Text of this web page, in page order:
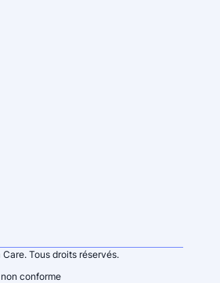
Tous droits réservés.
conforme